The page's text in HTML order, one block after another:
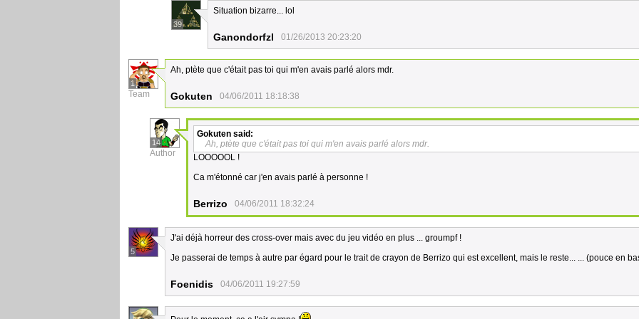
39
Situation bizarre... lol
Ganondorfzl 01/26/2013 20:23:20
1
Team
Ah, ptète que c'était pas toi qui m'en avais parlé alors mdr.
Gokuten 04/06/2011 18:18:38
14
Author
Gokuten said:
Ah, ptète que c'était pas toi qui m'en avais parlé alors mdr.
LOOOOOL !
Ca m'étonné car j'en avais parlé à personne !
Berrizo 04/06/2011 18:32:24
5
J'ai déjà horreur des cross-over mais avec du jeu vidéo en plus ... groumpf !
Je passerai de temps à autre par égard pour le trait de crayon de Berrizo qui est excellent, mais le reste... ... (pouce en
Foenidis 04/06/2011 19:27:59